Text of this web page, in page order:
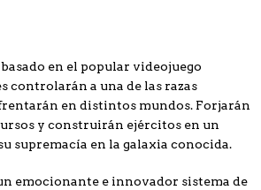
en el popular videojuego
controlarán a una de las razas
en distintos mundos. Forjarán
y construirán ejércitos en un
supremacía en la galaxia conocida.
emocionante e innovador sistema de